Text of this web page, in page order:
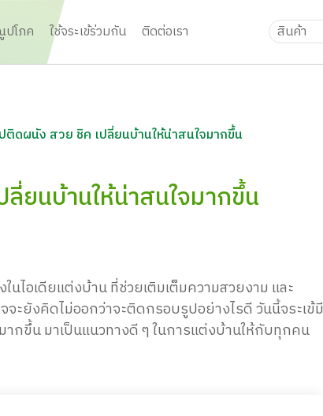
ปโภค ใช้จระเข้ร่วมกัน ติดต่อเรา
ติดผนัง สวย ชิค เปลี่ยนบ้านให้น่าสนใจมากขึ้น
ยนบ้านให้น่าสนใจมากขึ้น
ไอเดียแต่งบ้าน ที่ช่วยเติมเต็มความสวยงาม และ
ยังคิดไม่ออกว่าจะติดกรอบรูปอย่างไรดี วันนี้จระเข้มี
ากขึ้น มาเป็นแนวทางดี ๆ ในการแต่งบ้านให้กับทุกคน